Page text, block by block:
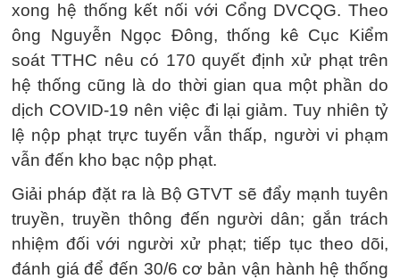
xong hệ thống kết nối với Cổng DVCQG. Theo
ông Nguyễn Ngọc Đông, thống kê Cục Kiểm
soát TTHC nêu có 170 quyết định xử phạt trên
hệ thống cũng là do thời gian qua một phần do
dịch COVID-19 nên việc đi lại giảm. Tuy nhiên tỷ
lệ nộp phạt trực tuyến vẫn thấp, người vi phạm
vẫn đến kho bạc nộp phạt.
Giải pháp đặt ra là Bộ GTVT sẽ đẩy mạnh tuyên
truyền, truyền thông đến người dân; gắn trách
nhiệm đối với người xử phạt; tiếp tục theo dõi,
đánh giá để đến 30/6 cơ bản vận hành hệ thống